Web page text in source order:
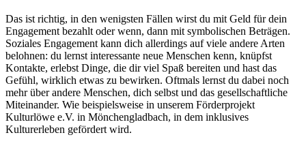
Das ist richtig, in den wenigsten Fällen wirst du mit Geld für dein
Engagement bezahlt oder wenn, dann mit symbolischen Beträgen.
Soziales Engagement kann dich allerdings auf viele andere Arten
belohnen: du lernst interessante neue Menschen kenn, knüpfst
Kontakte, erlebst Dinge, die dir viel Spaß bereiten und hast das
Gefühl, wirklich etwas zu bewirken. Oftmals lernst du dabei noch
mehr über andere Menschen, dich selbst und das gesellschaftliche
Miteinander. Wie beispielsweise in unserem Förderprojekt
Kulturlöwe e.V. in Mönchengladbach, in dem inklusives
Kulturerleben gefördert wird.